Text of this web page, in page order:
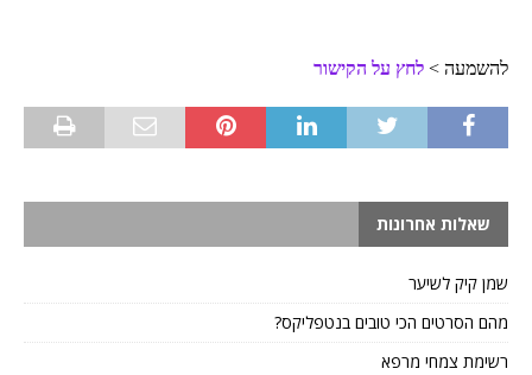
להשמעה > לחץ על הקישור
שאלות אחרונות
שמן קיק לשיער
מהם הסרטים הכי טובים בנטפליקס?
רשימת צמחי מרפא